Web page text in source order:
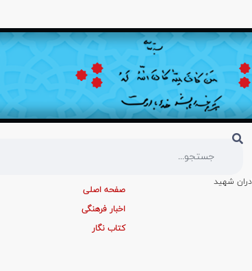
شهید
صفحه اصلی
اخبار فرهنگی
کتاب نگار